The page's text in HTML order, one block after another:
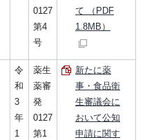
0127
第4
号
て （PDF
1.8MB）
令
和
3
年
1
薬生
薬審
発
0127
第1
新たに薬
事・食品衛
生審議会に
おいて公知
申請に関す